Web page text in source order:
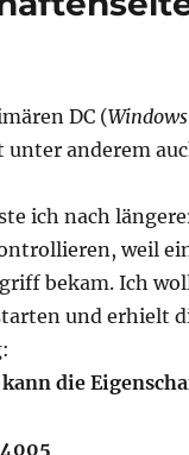
DC (
unter anderem
ich nach
weil
bekam. Ich
und erhielt
kann die